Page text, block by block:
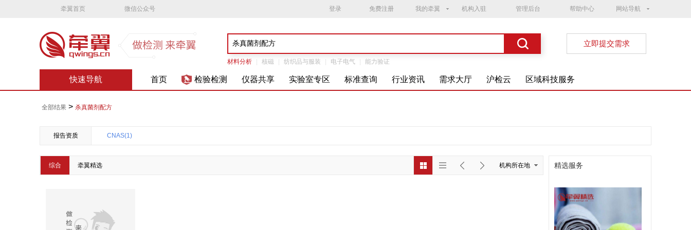
牵翼首页 微信公众号 登录 免费注册 我的牵翼 机构入驻 管理后台 帮助中心 网站导航
材料分析 核磁 纺织品与服装 电子电气 能力验证
立即提交需求
快速导航 首页 检验检测 仪器共享 实验室专区 标准查询 行业资讯 需求大厅 沪检云 区域科技服务
全部结果 > 杀真菌剂配方
报告资质 CNAS(1)
综合 牵翼精选 机构所在地 精选服务